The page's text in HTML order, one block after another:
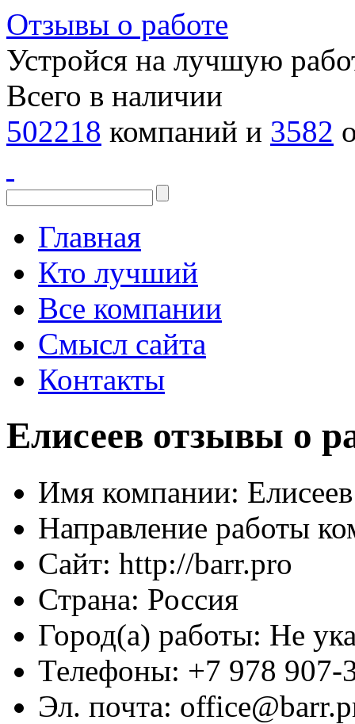
Отзывы о работе
Устройся на лучшую
Всего в наличии
502218 компаний и 3582
Главная
Кто лучший
Все компании
Смысл сайта
Контакты
Елисеев отзывы о
Имя компании: Елисеев
Направление работы
Сайт: http://barr.pro
Страна: Россия
Город(а) работы: Не
Телефоны: +7 978 907-
Эл. почта: